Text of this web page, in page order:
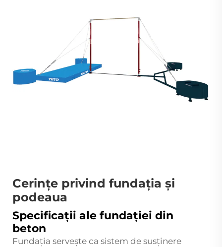
Cerințe privind fundația și
podeaua
Specificații ale fundației din
beton
Fundația servește ca sistem de susținere